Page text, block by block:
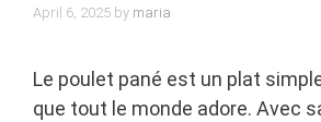
April 6, 2025 by maria
Le poulet pané est un plat
que tout le monde adore. Avec